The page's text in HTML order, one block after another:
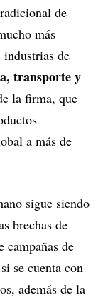
de
más
de
transporte y
la firma, que
a más de
sigue siendo
brechas de
campañas de
se cuenta con
además de la